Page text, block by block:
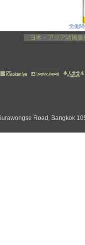
日本・アジア諸国
Road, Bangkok